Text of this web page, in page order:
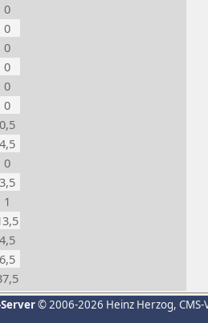
0
0
0
0
0
0
0,5
4,5
0
3,5
1
4,5
6,5
© 2006-2026 Heinz Herzog,